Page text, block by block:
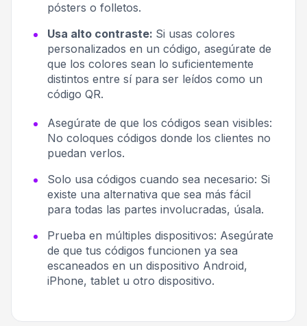
pósters o folletos.
Usa alto contraste: Si usas colores
personalizados en un código, asegúrate de
que los colores sean lo suficientemente
distintos entre sí para ser leídos como un
código QR.
Asegúrate de que los códigos sean visibles:
No coloques códigos donde los clientes no
puedan verlos.
Solo usa códigos cuando sea necesario: Si
existe una alternativa que sea más fácil
para todas las partes involucradas, úsala.
Prueba en múltiples dispositivos: Asegúrate
de que tus códigos funcionen ya sea
escaneados en un dispositivo Android,
iPhone, tablet u otro dispositivo.